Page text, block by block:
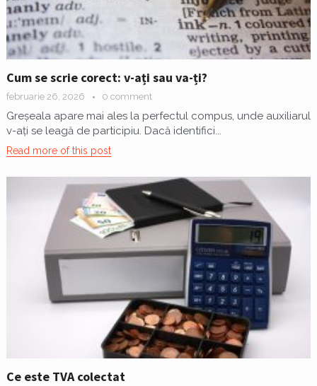
Cum se scrie corect: v-ați sau va-ți?
februarie 26, 2026 0 comment
Greșeala apare mai ales la perfectul compus, unde auxiliarul
v-ați se leagă de participiu. Dacă identifici...
Read more of this post
Ce este TVA colectat